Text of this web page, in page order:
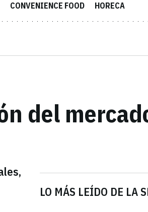
CONVENIENCE FOOD HORECA
del
LO MÁS LEÍDO DE LA